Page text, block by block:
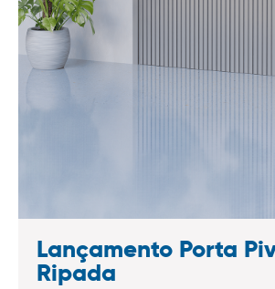
Lançamento Porta
Ripada